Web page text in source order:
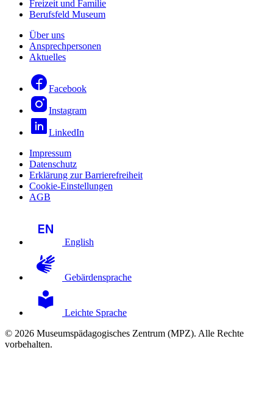
Freizeit und Familie
Berufsfeld Museum
Über uns
Ansprechpersonen
Aktuelles
Facebook
Instagram
LinkedIn
Impressum
Datenschutz
Erklärung zur Barrierefreiheit
Cookie-Einstellungen
AGB
English
Gebärdensprache
Leichte Sprache
© 2026 Museumspädagogisches Zentrum (MPZ). Alle Rechte
vorbehalten.